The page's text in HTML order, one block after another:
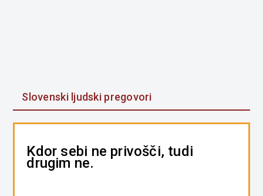
Slovenski ljudski pregovori
Kdor sebi ne privošči, tudi
drugim ne.